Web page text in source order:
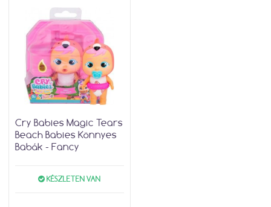
Cry Babies Magic Tears
Beach Babies Könnyes
Babák - Fancy
KÉSZLETEN VAN